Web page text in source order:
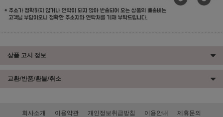
상품 고시 정보
교환/반품/환불/취소
회사소개 이용약관 개인정보취급방침 이용안내 제휴문의